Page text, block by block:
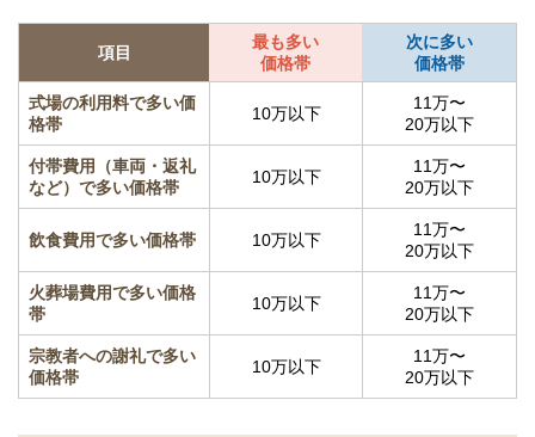
項目
最も多い
価格帯
次に多い
価格帯
式場の利用料で多い価
格帯
10万以下
11万〜
20万以下
付帯費用（車両・返礼
など）で多い価格帯
10万以下
11万〜
20万以下
飲食費用で多い価格帯 10万以下
11万〜
20万以下
火葬場費用で多い価格
帯
10万以下
11万〜
20万以下
宗教者への謝礼で多い
価格帯
10万以下
11万〜
20万以下